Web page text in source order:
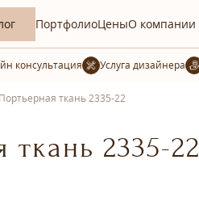
ПортфолиоЦеныО компании
Услуга дизайнера
Портьерная ткань 2335-22
ткань 2335-22